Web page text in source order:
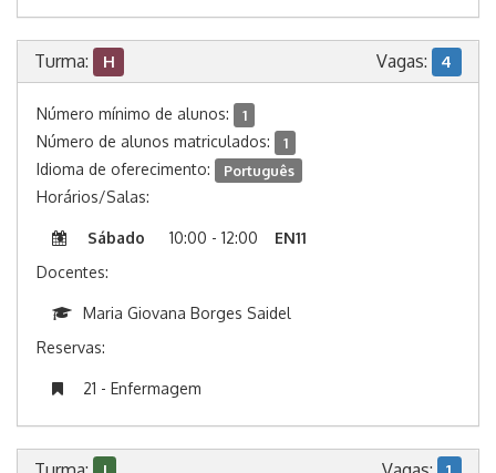
Turma: H Vagas: 4
Número mínimo de alunos: 1
Número de alunos matriculados: 1
Idioma de oferecimento: Português
Horários/Salas:
Sábado 10:00 - 12:00
EN11
Docentes:
Maria Giovana Borges Saidel
Reservas:
21 - Enfermagem